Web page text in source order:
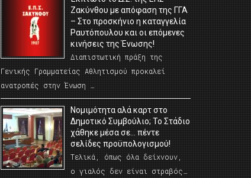
Ζακύνθου με απόφαση της ΓΓΑ
– Στο προσκήνιο η καταγγελία
Ραυτόπουλου και οι επόμενες
κινήσεις της Ένωσης!
Διαπιστωτική πράξη της
Γενικής Γραμματείας Αθλητισμού προκαλεί
ανατροπές στην Ένωση …
Νομιμότητα αλά καρτ στο
Δημοτικό Συμβούλιο; Το Στάδιο
χάθηκε μέσα σε… πέντε
σελίδες προϋπολογισμού!
Τελικά, όπως όλα δείχνουν,
ο γιαλός δεν είναι στραβός…